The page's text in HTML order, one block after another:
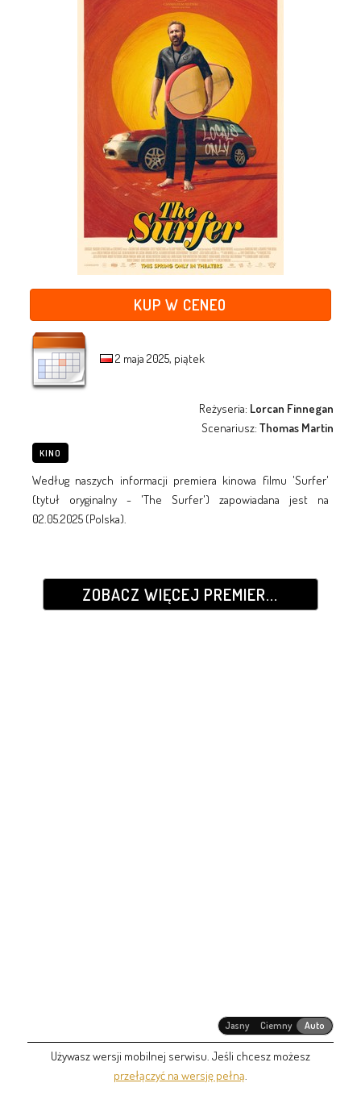
KUP W CENEO
2 maja 2025, piątek
Reżyseria: Lorcan Finnegan
Scenariusz:Thomas Martin
KINO
Według naszych informacji premiera kinowa filmu 'Surfer'
(tytuł oryginalny - 'The Surfer') zapowiadana jest na
02.05.2025 (Polska).
ZOBACZ WIĘCEJ PREMIER...
Jasny Ciemny Auto
Używasz wersji mobilnej serwisu. Jeśli chcesz możesz
przełączyć na wersję pełną